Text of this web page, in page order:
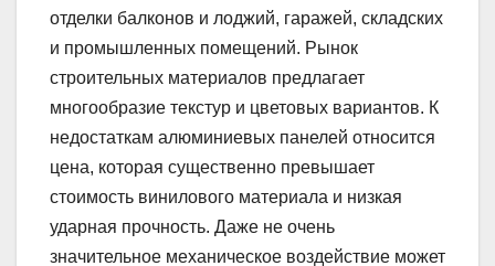
отделки балконов и лоджий, гаражей, складских
и промышленных помещений. Рынок
строительных материалов предлагает
многообразие текстур и цветовых вариантов. К
недостаткам алюминиевых панелей относится
цена, которая существенно превышает
стоимость винилового материала и низкая
ударная прочность. Даже не очень
значительное механическое воздействие может